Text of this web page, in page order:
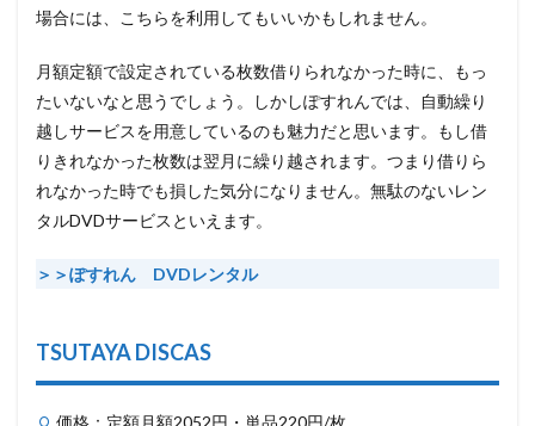
場合には、こちらを利用してもいいかもしれません。
月額定額で設定されている枚数借りられなかった時に、もっ
たいないなと思うでしょう。しかしぽすれんでは、自動繰り
越しサービスを用意しているのも魅力だと思います。もし借
りきれなかった枚数は翌月に繰り越されます。つまり借りら
れなかった時でも損した気分になりません。無駄のないレン
タルDVDサービスといえます。
＞＞ぽすれん DVDレンタル
TSUTAYA DISCAS